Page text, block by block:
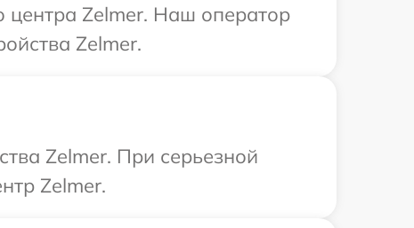
центра Zelmer. Наш оператор
Zelmer.
Zelmer. При серьезной
Zelmer.